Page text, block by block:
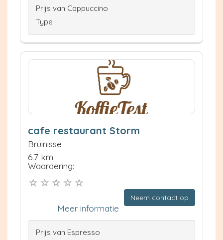
Prijs van Cappuccino
Type
cafe restaurant Storm
Bruinisse
6.7 km
Waardering:
Neem contact op
Meer informatie
Prijs van Espresso